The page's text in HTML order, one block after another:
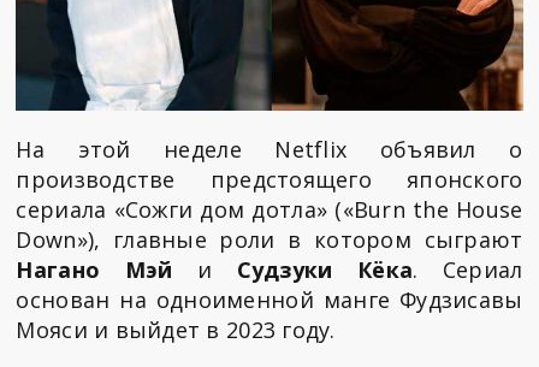
На этой неделе Netflix объявил о
производстве предстоящего японского
сериала «Сожги дом дотла» («Burn the House
Down»), главные роли в котором сыграют
Нагано Мэй и Судзуки Кёка. Сериал
основан на одноименной манге Фудзисавы
Мояси и выйдет в 2023 году.